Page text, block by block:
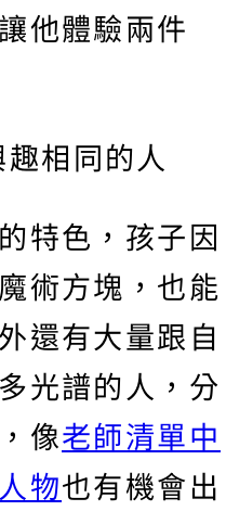
他體驗兩件
相同的人
特色，孩子因
術方塊，也能
還有大量跟自
光譜的人，分
像老師清單中
物也有機會出